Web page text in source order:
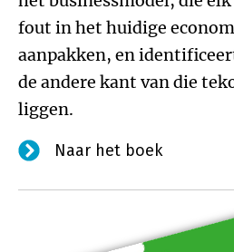
fout in het huidige
aanpakken, en
de andere kant van die
liggen.
Naar het boek